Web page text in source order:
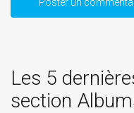
Les 5
section